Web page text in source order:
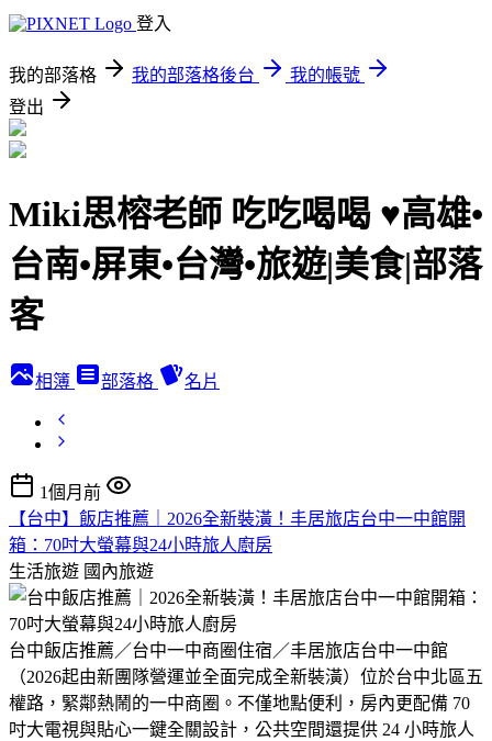
登入
我的部落格 我的部落格後台
我的帳號
登出
Miki思榕老師 吃吃喝喝 ♥️高雄•
台南•屏東•台灣•旅遊|美食|部落
客
相簿 部落格 名片
1個月前
​【台中】飯店推薦｜2026全新裝潢！丰居旅店台中一中館開
箱：70吋大螢幕與24小時旅人廚房
生活旅遊 國內旅遊
​台中飯店推薦／台中一中商圈住宿／丰居旅店台中一中館
（2026起由新團隊營運並全面完成全新裝潢）位於台中北區五
權路，緊鄰熱鬧的一中商圈。不僅地點便利，房內更配備 70
吋大電視與貼心一鍵全關設計，公共空間還提供 24 小時旅人